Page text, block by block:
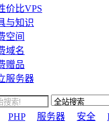
价比VPS
与知识
空间
域名
赠品
服务器
PHP 服务器 安全